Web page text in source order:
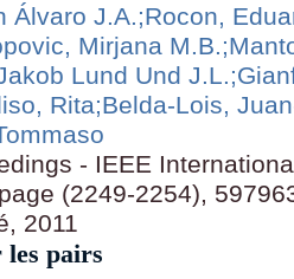
Álvaro J.A.;Rocon,
Mirjana M.B.
Lund Und J.L.
Rita;Belda-Lois,
- IEEE
(2249-2254),
2011
pairs